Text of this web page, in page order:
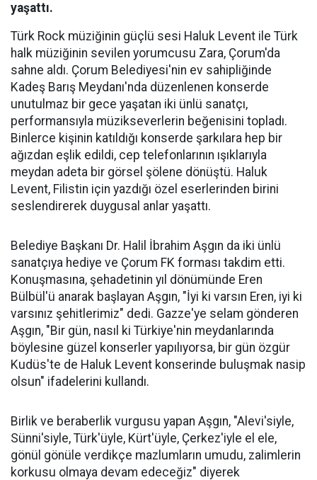
yaşattı.
Türk Rock müziğinin güçlü sesi Haluk Levent ile Türk
halk müziğinin sevilen yorumcusu Zara, Çorum'da
sahne aldı. Çorum Belediyesi'nin ev sahipliğinde
Kadeş Barış Meydanı'nda düzenlenen konserde
unutulmaz bir gece yaşatan iki ünlü sanatçı,
performansıyla müzikseverlerin beğenisini topladı.
Binlerce kişinin katıldığı konserde şarkılara hep bir
ağızdan eşlik edildi, cep telefonlarının ışıklarıyla
meydan adeta bir görsel şölene dönüştü. Haluk
Levent, Filistin için yazdığı özel eserlerinden birini
seslendirerek duygusal anlar yaşattı.
Belediye Başkanı Dr. Halil İbrahim Aşgın da iki ünlü
sanatçıya hediye ve Çorum FK forması takdim etti.
Konuşmasına, şehadetinin yıl dönümünde Eren
Bülbül'ü anarak başlayan Aşgın, "İyi ki varsın Eren, iyi ki
varsınız şehitlerimiz" dedi. Gazze'ye selam gönderen
Aşgın, "Bir gün, nasıl ki Türkiye'nin meydanlarında
böylesine güzel konserler yapılıyorsa, bir gün özgür
Kudüs'te de Haluk Levent konserinde buluşmak nasip
olsun" ifadelerini kullandı.
Birlik ve beraberlik vurgusu yapan Aşgın, "Alevi'siyle,
Sünni'siyle, Türk'üyle, Kürt'üyle, Çerkez'iyle el ele,
gönül gönüle verdikçe mazlumların umudu, zalimlerin
korkusu olmaya devam edeceğiz" diyerek